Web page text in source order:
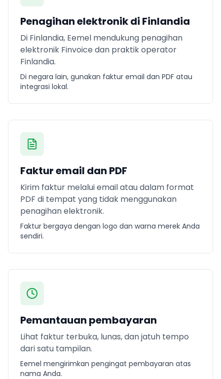
Penagihan elektronik di Finlandia
Di Finlandia, Eemel mendukung penagihan
elektronik Finvoice dan praktik operator
Finlandia.
Di negara lain, gunakan faktur email dan PDF atau
integrasi lokal.
Faktur email dan PDF
Kirim faktur melalui email atau dalam format
PDF di tempat yang tidak menggunakan
penagihan elektronik.
Faktur bergaya dengan logo dan warna merek Anda
sendiri.
Pemantauan pembayaran
Lihat faktur terbuka, lunas, dan jatuh tempo
dari satu tampilan.
Eemel mengirimkan pengingat pembayaran atas
nama Anda.